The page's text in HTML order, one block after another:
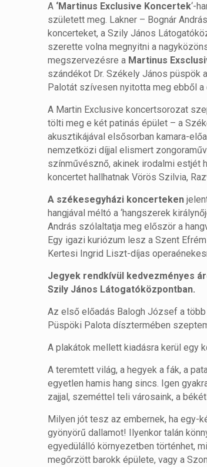
A ‘Martinus Exclusive Koncertek‘-
született meg. Lakner – Bognár
koncerteket, a Szily János
szerette volna megnyitni a
megszervezésre a Martinus
szándékot Dr. Székely János püspök
Palotát szívesen nyitotta meg ebből
A Martin Exclusive koncertsorozat
tölti meg e két patinás épület – a
akusztikájával elsősorban kamara-
nemzetközi díjjal elismert
színművésznő, akinek irodalmi estjét
koncertet hallhatnak Vörös Szilvia,
A székesegyházi koncerteken
hangjával méltó a ‘hangszerek
András szólaltatja meg először a
Egy igazi kuriózum lesz a Szent
Kertesi Ingrid Liszt-díjas
Jegyek rendkívül kedvezményes
Szily János Látogatóközpontban.
Az első előadás Balogh József a
Püspöki Palota dísztermében
A plakátok mellett kiadásra kerül egy
A teremtett világ, a hegyek a fák, a
egyetlen hamis hang sincs. Igen
zajjal, szeméttel teli városaink, a
Milyen jót tesz az embernek, ha egy-
gyönyörű dallamot! Ilyenkor talán
egyedülálló környezetben történhet,
megőrzött barokk épülete, vagy a